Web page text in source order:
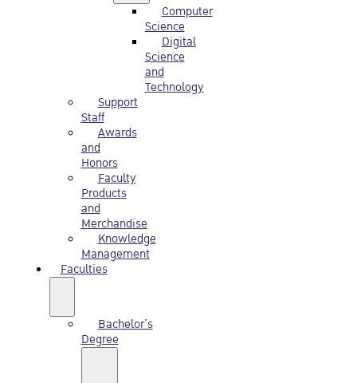
Computer
Science
Digital
Science
and
Technology
Support
Staff
Awards
and
Honors
Faculty
Products
and
Merchandise
Knowledge
Management
Faculties
Bachelor’s
Degree